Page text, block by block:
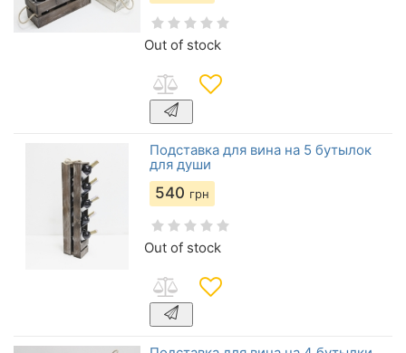
Out of stock
Подставка для вина на 5 бутылок
для души
540 грн
Out of stock